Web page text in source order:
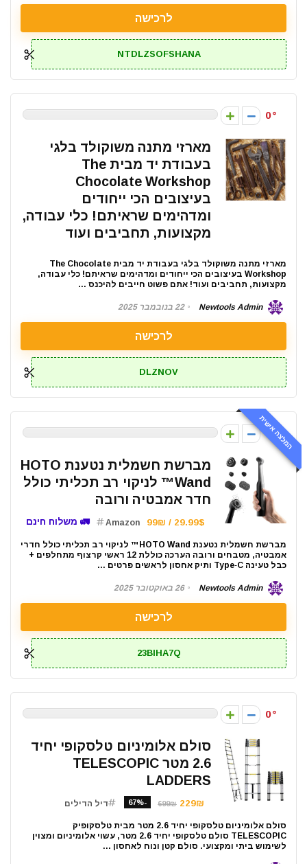
לרכישה
NTDLZSOFSHANA
0
מארזי מתנה משוקולד בלגי
בעבודת יד מבית The
Chocolate Workshop
בעיצובים הכי ייחודים
ומדהימים שראיתם! כלי עבודה,
מקצועות, תחביבים ועוד
מארזי מתנה משוקולד בלגי בעבודת יד מבית The Chocolate
Workshop בעיצובים הכי ייחודים ומדהימים שראיתם! כלי עבודה,
מקצועות, תחביבים ועוד! אתם פשוט חייבים להיכנס ...
Newtools Admin 22 בנובמבר 2025
לרכישה
DLZNOV
המלצה אישית
0
מברשת חשמלית נטענת HOTO
Wand™ לניקוי רב תכליתי כולל
חדר אמבטיה ורובה
29.99$ / 99₪
Amazon 🚛 משלוח חינם
מברשת חשמלית נטענת HOTO Wand™ לניקוי רב תכליתי כולל חדרי
אמבטיה, מטבחים ורובה הערכה כוללת 12 ראשי קרצוף מתחלפים +
כבל טעינה Type‑C ותיק אחסון לראשים פרטים ...
Newtools Admin 26 באוקטובר 2025
לרכישה
23BIHA7Q
0
סולם אלומיניום טלסקופי יחיד
2.6 מטר TELESCOPIC
LADDERS
229₪
699₪
-67% דיל הדילים
סולם אלומיניום טלסקופי יחיד 2.6 מטר מבית טלסקופיק
TELESCOPIC סולם טלסקופי יחיד 2.6 מטר, עשוי אלומיניום ומצוין
לשימוש ביתי ומקצועי. סולם קטן ונוח לאחסון ...